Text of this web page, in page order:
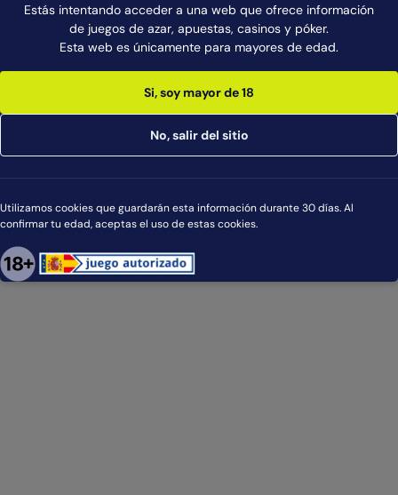
ARTLAND DRAGONS 79 - 89 PAMESA VALENCIA
davidovik
#3 por ktein en 16 Dec 2008
K buena esta, enhorabuena Davi
#4 por psantagre en 17 Dec 2008
#5 por Vucinic11 en 18 Dec 2008
Verdeeeeee, la verdad es que estos dias van bien los picks de los
tripsters...Muy bien Davidovik con el handicap!
#6 por Manolo2 en 18 Dec 2008
Manolo2
Páginas: Acciones
Estás intentando acceder a una web que ofrece información
de juegos de azar, apuestas, casinos y póker.
Esta web es únicamente para mayores de edad.
Si, soy mayor de 18
No, salir del sitio
Utilizamos cookies que guardarán esta información durante 30 días. Al
confirmar tu edad, aceptas el uso de estas cookies.